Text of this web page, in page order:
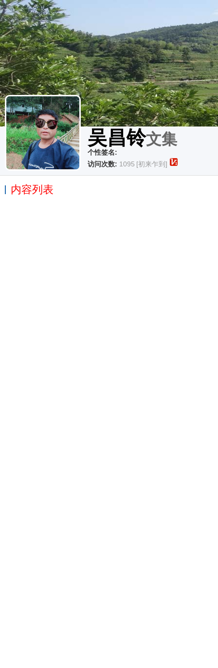
吴昌铃文集
个性签名:
访问次数: 1095 [初来乍到]
内容列表